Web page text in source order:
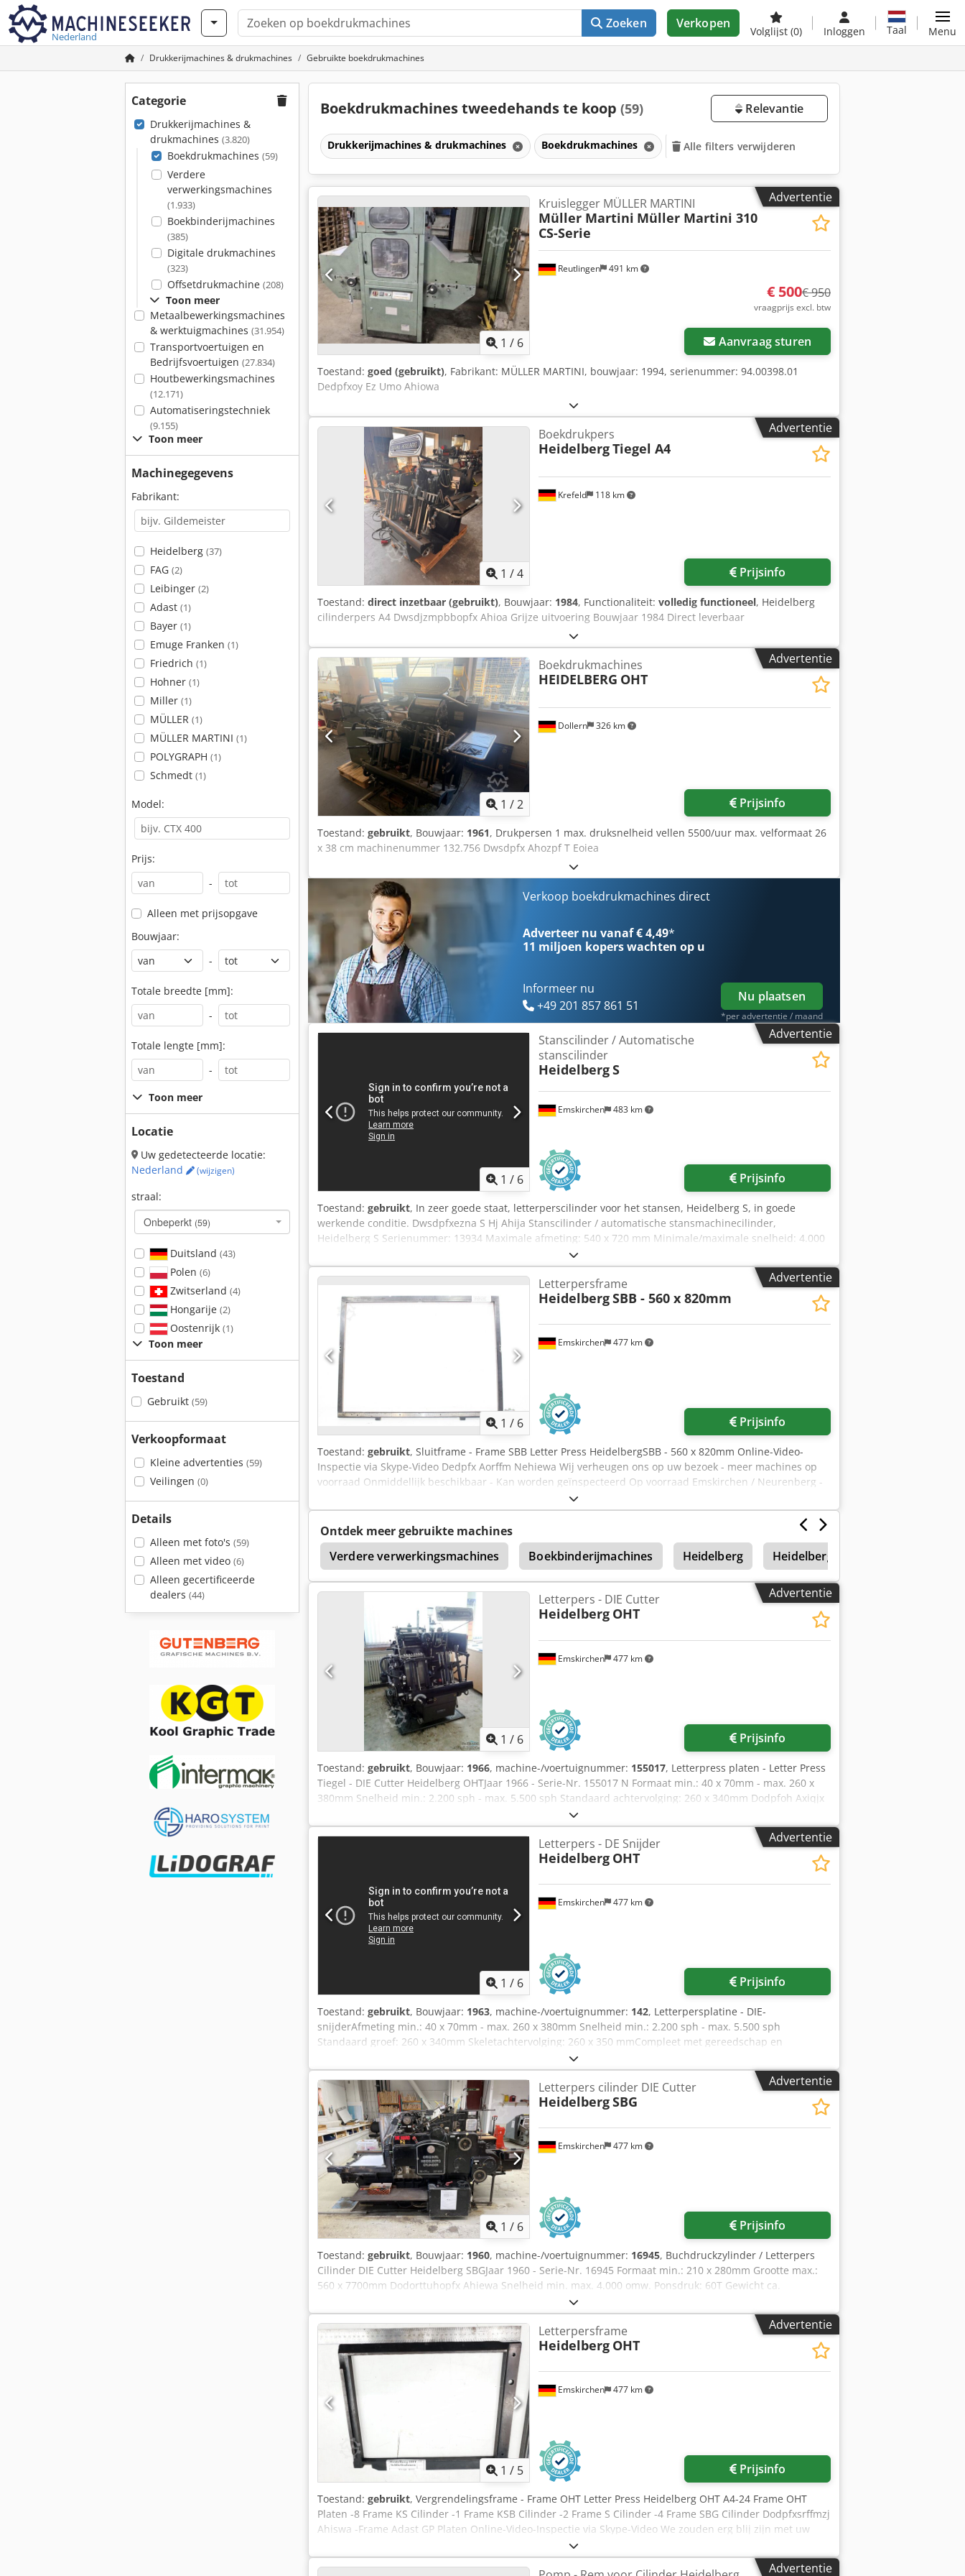
Nederland
Zoeken Verkopen
Volglijst (0) Inloggen Taal Menu
Drukkerijmachines & drukmachines Gebruikte boekdrukmachines
Categorie
Drukkerijmachines &
drukmachines (3.820)
Boekdrukmachines (59)
Verdere
verwerkingsmachines
(1.933)
Boekbinderijmachines
(385)
Digitale drukmachines
(323)
Offsetdrukmachine (208)
Toon meer
Metaalbewerkingsmachines
& werktuigmachines (31.954)
Transportvoertuigen en
Bedrijfsvoertuigen (27.834)
Houtbewerkingsmachines
(12.171)
Automatiseringstechniek
(9.155)
Toon meer
Machinegegevens
Fabrikant:
Heidelberg (37)
FAG (2)
Leibinger (2)
Adast (1)
Bayer (1)
Emuge Franken (1)
Friedrich (1)
Hohner (1)
Miller (1)
MÜLLER (1)
MÜLLER MARTINI (1)
POLYGRAPH (1)
Schmedt (1)
Model:
Prijs:
-
Alleen met prijsopgave
Bouwjaar:
-
Totale breedte [mm]:
-
Totale lengte [mm]:
-
Toon meer
Locatie
Uw gedetecteerde locatie:
Nederland
(wijzigen)
straal:
Onbeperkt (59)
Duitsland (43)
Polen (6)
Zwitserland (4)
Hongarije (2)
Oostenrijk (1)
Toon meer
Toestand
Gebruikt (59)
Verkoopformaat
Kleine advertenties (59)
Veilingen (0)
Details
Alleen met foto's (59)
Alleen met video (6)
Alleen gecertificeerde
dealers (44)
Boekdrukmachines tweedehands te koop (59) Relevantie
Drukkerijmachines & drukmachines Boekdrukmachines Alle filters verwijderen
Advertentie
1 / 6
Reutlingen 491 km
Kruislegger MÜLLER MARTINI
Müller Martini Müller Martini 310
CS-Serie
€ 500€ 950
vraagprijs excl. btw
Aanvraag sturen
Toestand: goed (gebruikt), Fabrikant: MÜLLER MARTINI, bouwjaar: 1994, serienummer: 94.00398.01
Dedpfxoy Ez Umo Ahiowa
Advertentie
1 /4
Krefeld 118 km
Boekdrukpers
HeidelbergTiegel A4
Prijsinfo
Toestand: direct inzetbaar (gebruikt), Bouwjaar: 1984, Functionaliteit: volledig functioneel, Heidelberg
cilinderpers A4 Dwsdjzmpbbopfx Ahioa Grijze uitvoering Bouwjaar 1984 Direct leverbaar
Advertentie
1 /2
Dollern 326 km
Boekdrukmachines
HEIDELBERG OHT
Prijsinfo
Toestand: gebruikt, Bouwjaar: 1961, Drukpersen 1 max. druksnelheid vellen 5500/uur max. velformaat 26
x 38 cm machinenummer 132.756 Dwsdpfx Ahozpf T Eoiea
Verkoop boekdrukmachines direct
Adverteer nu vanaf € 4,49*
11 miljoen koperswachten op u
Informeer nu
+49 201 857 861 51
Nu plaatsen
*per advertentie / maand
Advertentie
1 / 6
Emskirchen 483 km
Stanscilinder / Automatische
stanscilinder
HeidelbergS
Prijsinfo
Toestand: gebruikt, In zeer goede staat, letterperscilinder voor het stansen, Heidelberg S, in goede
werkende conditie. Dwsdpfxezna S Hj Ahija Stanscilinder / automatische stansmachinecilinder,
Heidelberg S Serienummer: 13934 Maximale afmeting: 540 x 720 mm Minimale/maximale snelheid: 4.000
afdrukken per uur Stanstdruk: 60 ton Gewicht: ca. 5.000 kg Inclusief drukwerk / met inktunit Compleet met
toebehoren en stansframe Online video-inspectie via WhatsApp, MS Zoom of Telegram Direct beschikbaar
in Emskirchen/Neurenberg - direct leverbaar - kan worden getest.
Advertentie
1 / 6
Emskirchen 477 km
Letterpersframe
HeidelbergSBB - 560 x 820mm
Prijsinfo
Toestand: gebruikt, Sluitframe - Frame SBB Letter Press HeidelbergSBB - 560 x 820mm Online-Video-
Inspectie via Skype-Video Dedpfx Aorffm Nehiewa Wij verheugen ons op uw bezoek - meer machines op
voorraad Onmiddellijk beschikbaar - Kan worden geïnspecteerd Op voorraad Emskirchen / Neurenberg -
Ontdek meer gebruikte machines
Verdere verwerkingsmachines
Boekbinderijmachines Heidelberg Heidelberg Sors
Heidelberg Movp Heidelberg Mov
Advertentie
1 / 6
Emskirchen 477 km
Letterpers - DIE Cutter
Heidelberg OHT
Prijsinfo
Toestand: gebruikt, Bouwjaar: 1966, machine-/voertuignummer: 155017, Letterpress platen - Letter Press
Tiegel - DIE Cutter Heidelberg OHTJaar 1966 - Serie-Nr. 155017 N Formaat min.: 40 x 70mm - max. 260 x
380mm Snelheid min.: 2.200 sph - max. 5.500 sph Standaard achtervolging: 260 x 340mm Dodpfoh Axiqjx
Ahijwa Skeletachtervolging: 260 x 350mmKomplett mit Zubehör und Schließrahmen / Compleet met
gereedschap en accessoires inclusief frame Online-video-inspectie via Skype-video Wij verheugen ons op
uw bezoek - meer machines op voorraad Onmiddellijk beschikbaar - Kan geïnspecteerd worden Op
voorraad Emskirchen / Neurenberg - Kan getest worden
Advertentie
1 / 6
Emskirchen 477 km
Letterpers - DE Snijder
Heidelberg OHT
Prijsinfo
Toestand: gebruikt, Bouwjaar: 1963, machine-/voertuignummer: 142, Letterpersplatine - DIE-
snijderAfmeting min.: 40 x 70mm - max. 260 x 380mm Snelheid min.: 2.200 sph - max. 5.500 sph
Standaard groef: 260 x 340mm Skeletachtervolging: 260 x 350 mmCompleet met gereedschap en
accessoires, inclusief frame Online-video-inspectie via Skype-video We zouden erg blij zijn met uw bezoek
- meer machines op voorraad Dedpfxomi U Nme Ahiewa Onmiddellijk beschikbaar - Kan worden
geïnspecteerd Op voorraad Emskirchen / Neurenberg - Kan getest worden
Advertentie
1 / 6
Emskirchen 477 km
Letterpers cilinder DIE Cutter
HeidelbergSBG
Prijsinfo
Toestand: gebruikt, Bouwjaar: 1960, machine-/voertuignummer: 16945, Buchdruckzylinder / Letterpers
Cilinder DIE Cutter Heidelberg SBGJaar 1960 - Serie-Nr. 16945 Formaat min.: 210 x 280mm Grootte max.:
560 x 7700mm Dodorttuhopfx Ahiewa Snelheid min. max. 4.000 omw. Ponsdruk: 60T Gewicht ca.
5.0800kg3Komplett mit Zubehör und Schließrahmen / Compleet met gereedschap en accessoires inclusief
frame Online-video-inspectie via Skype-video Wij verheugen ons op uw bezoek - meer machines op
voorraad Onmiddellijk beschikbaar - Kan geïnspecteerd worden Op voorraad Emskirchen / Neurenberg -
Kan getest worden
Advertentie
1 / 5
Emskirchen 477 km
Letterpersframe
Heidelberg OHT
Prijsinfo
Toestand: gebruikt, Vergrendelingsframe - Frame OHT Letter Press Heidelberg OHT A4-24 Frame OHT
Platen -8 Frame KS Cilinder -1 Frame KSB Cilinder -2 Frame S Cilinder -4 Frame SBG Cilinder Dodpfxsrffmzj
Ahiswa -Frame Adast GP Platen Online-Video-Inspectie via Skype-Video We zouden erg blij zijn met uw
bezoek - meer machines op voorraad Onmiddellijk beschikbaar - Kan worden geïnspecteerd Op voorraad
Emskirchen / Neurenberg - Kan getest worden
Advertentie